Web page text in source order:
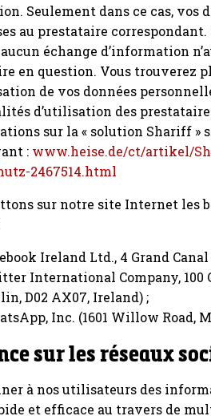
Seulement dans ce cas, vos
au prestataire correspondant.
échange d’information
en question. Vous trouverez
de vos données
d’utilisation des
sur la « solution Shariff »
: www.heise.de/ct/artikel/
2467514.html
sur notre site Internet les
Ireland Ltd., 4 Grand
International Company, 100
D02 AX07, Ireland) ;
Inc. (1601 Willow Road,
sur les réseaux
à nos utilisateurs des
et efficace au travers de